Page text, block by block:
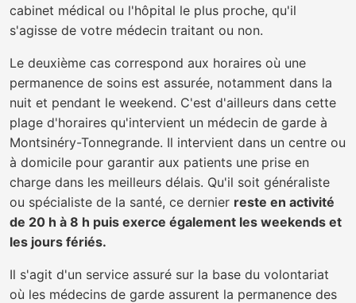
cabinet médical ou l'hôpital le plus proche, qu'il
s'agisse de votre médecin traitant ou non.
Le deuxième cas correspond aux horaires où une
permanence de soins est assurée, notamment dans la
nuit et pendant le weekend. C'est d'ailleurs dans cette
plage d'horaires qu'intervient un médecin de garde à
Montsinéry-Tonnegrande. Il intervient dans un centre ou
à domicile pour garantir aux patients une prise en
charge dans les meilleurs délais. Qu'il soit généraliste
ou spécialiste de la santé, ce dernier reste en activité
de 20 h à 8 h puis exerce également les weekends et
les jours fériés.
Il s'agit d'un service assuré sur la base du volontariat
où les médecins de garde assurent la permanence des